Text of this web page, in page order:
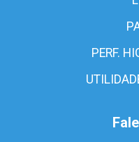
PERF.